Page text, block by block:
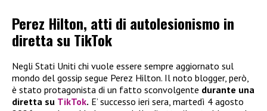
Perez Hilton, atti di autolesionismo in
diretta su TikTok
Negli Stati Uniti chi vuole essere sempre aggiornato sul
mondo del gossip segue Perez Hilton. Il noto blogger, però,
è stato protagonista di un fatto sconvolgente durante una
diretta su TikTok. E’ successo ieri sera, martedì 4 agosto